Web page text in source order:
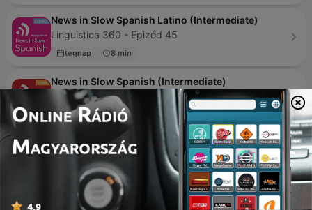
News in Slow Spanish Latino (Intermediate)
Linguistica 360 - Epizód 45
tegnap 8 min
News in Slow Spanish (Intermediate)
Linguistica 360 - Epizód 48
2 napja 10 min
Intermediate Spanish Podcast - Español
Intermedio
Spanish Language Coach - Epizód 258
2 hete 26 min